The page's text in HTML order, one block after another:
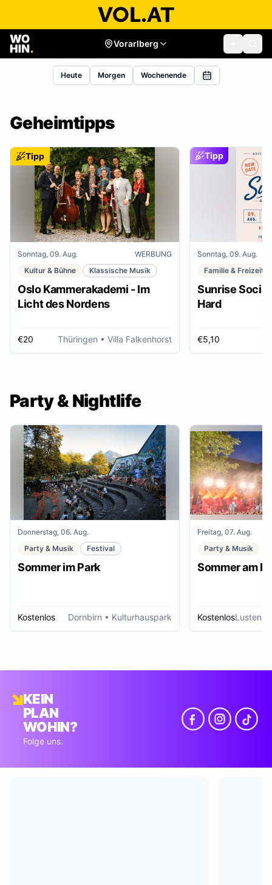
Vorarlberg
Heute Morgen Wochenende
Geheimtipps
Tipp
Sonntag, 09. Aug.
WERBUNG
Kultur & Bühne
Klassische Musik
Oslo Kammerakademi - Im
Licht des Nordens
€20 Thüringen • Villa Falkenhorst
Tipp
Sonntag, 09. Aug.
Familie & Freizeit
Sunrise
Hard
€5,10
Party & Nightlife
Donnerstag, 06. Aug.
Party & Musik
Festival
Sommer im Park
Kostenlos Dornbirn • Kulturhauspark
Freitag, 07. Aug.
Party & Musik
Sommer am
KostenlosLustenau
KEIN
PLAN
WOHIN?
Folge uns.